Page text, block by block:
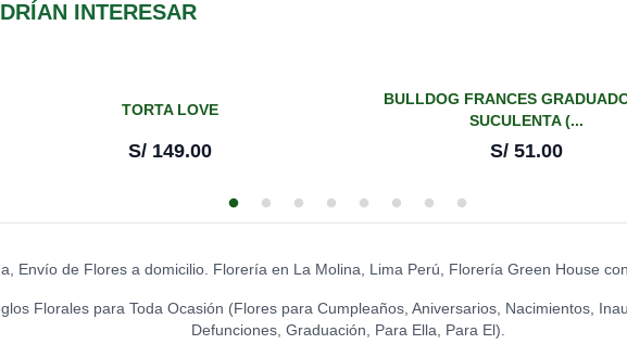
INTERESAR
TORTA LOVE
S/ 149.00
BULLDOG FRANCES
SUCULENTA (...
S/ 51.00
Envío de Flores a domicilio. Florería en La Molina, Lima Perú, Florería Green House
Florales para Toda Ocasión (Flores para Cumpleaños, Aniversarios, Nacimientos,
Defunciones, Graduación, Para Ella, Para El).